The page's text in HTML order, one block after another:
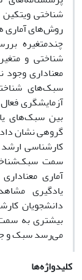
روش‌های آماری
چندمتغیره
شناختی و
معناداری
سبک‌های
آزمایشگری
بین سبک‌های
گروهی نشان
کارشناسی
سمت
آماری
یادگیری
دانشجویان
بیشتری به
می‌رسد سبک و
کلیدواژه‌ها